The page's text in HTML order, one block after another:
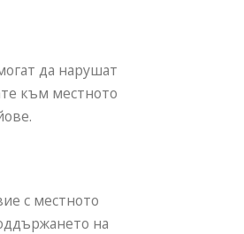
да нарушат
към местното
с местното
на